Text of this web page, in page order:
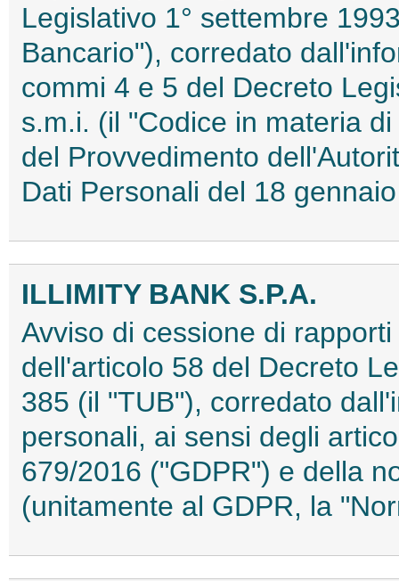
Legislativo 1° settembre
Bancario"), corredato
commi 4 e 5 del Decreto
s.m.i. (il "Codice in materia
del Provvedimento
Dati Personali del 18
ILLIMITY BANK S.P.A.
Avviso di cessione di
dell'articolo 58 del Decreto
385 (il "TUB"), corredato
personali, ai sensi degli
679/2016 ("GDPR") e della
(unitamente al GDPR, la